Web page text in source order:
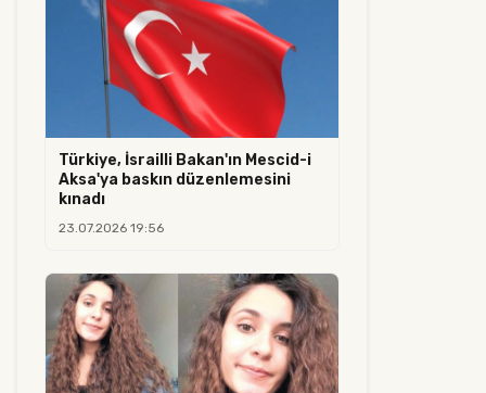
Türkiye, İsrailli Bakan'ın Mescid-i
Aksa'ya baskın düzenlemesini
kınadı
23.07.2026 19:56